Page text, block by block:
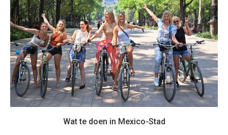
Wat te doen in Mexico-Stad